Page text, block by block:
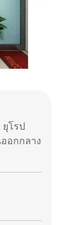
โรป
อกกลาง